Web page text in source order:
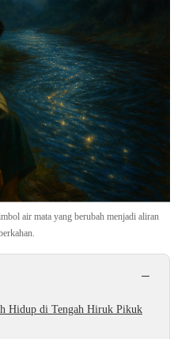
air mata yang berubah menjadi aliran
−
Hidup di Tengah Hiruk Pikuk